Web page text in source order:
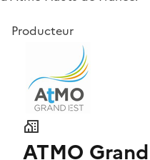
Producteur
ATMO